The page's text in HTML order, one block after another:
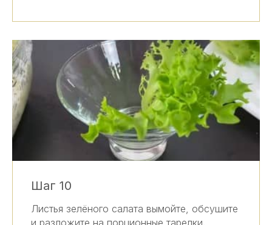
Шаг 10
Листья зелёного салата вымойте, обсушите